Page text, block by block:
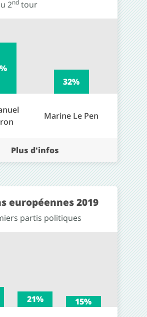
2nd tour
32%
Marine Le Pen
Plus d'infos
européennes 2019
partis politiques
21% 15%